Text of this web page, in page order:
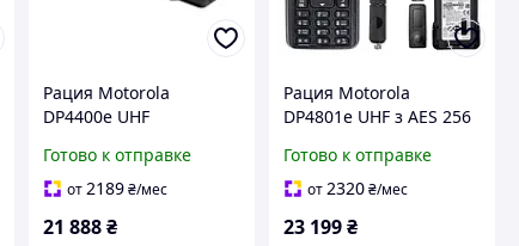
Рация Motorola
DP4400e UHF
AES-256 цифровая,
портативная
Готово к отправке
от2189 ₴/мес
21 888 ₴
Рация Motorola
DP4801e UHF з AES 256
цифровая,
портативная
Готово к отправке
от2320₴/мес
23 199₴